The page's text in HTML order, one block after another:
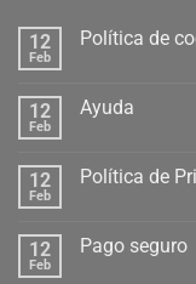
12
Feb
Política de
12
Feb
Ayuda
12
Feb
Política de
12
Feb
Pago seguro